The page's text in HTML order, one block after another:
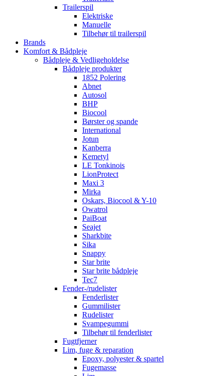
Trailerspil
Elektriske
Manuelle
Tilbehør til trailerspil
Brands
Komfort & Bådpleje
Bådpleje & Vedligeholdelse
Bådpleje produkter
1852 Polering
Abnet
Autosol
BHP
Biocool
Børster og spande
International
Jotun
Kanberra
Kemetyl
LE Tonkinois
LionProtect
Maxi 3
Mirka
Oskars, Biocool & Y-10
Owatrol
PaiBoat
Seajet
Sharkbite
Sika
Snappy
Star brite
Star brite bådpleje
Tec7
Fender-/rudelister
Fenderlister
Gummilister
Rudelister
Svampegummi
Tilbehør til fenderlister
Fugtfjerner
Lim, fuge & reparation
Epoxy, polyester & spartel
Fugemasse